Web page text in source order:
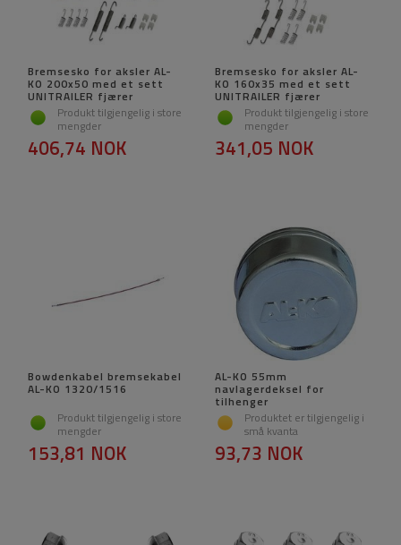
Bremsesko for aksler AL-
KO 200x50 med et sett
UNITRAILER fjærer
Produkt tilgjengelig i store
mengder
406,74 NOK
Bremsesko for aksler AL-
KO 160x35 med et sett
UNITRAILER fjærer
Produkt tilgjengelig i store
mengder
341,05 NOK
Bowdenkabel bremsekabel
AL-KO 1320/1516
Produkt tilgjengelig i store
mengder
153,81 NOK
AL-KO 55mm
navlagerdeksel for
tilhenger
Produktet er tilgjengelig i
små kvanta
93,73 NOK